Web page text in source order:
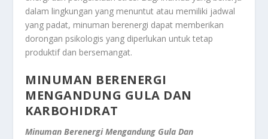
dalam lingkungan yang menuntut atau memiliki jadwal
yang padat, minuman berenergi dapat memberikan
dorongan psikologis yang diperlukan untuk tetap
produktif dan bersemangat.
MINUMAN BERENERGI
MENGANDUNG GULA DAN
KARBOHIDRAT
Minuman Berenergi Mengandung Gula Dan